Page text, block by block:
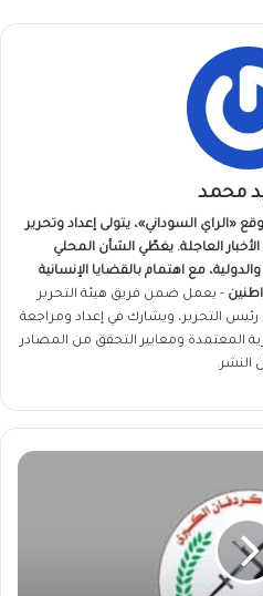
محمد
السوداني»، يتولى إعداد وتحرير
الأخبار العاجلة. يغطّي الشأن المحلي
مع اهتمام بالقضايا الإنسانية
- يعمل ضمن فريق هيئة التحرير
التحرير، ويشارك في إعداد ومراجعة
المعتمدة ومعايير التحقق من المصادر
النشر.